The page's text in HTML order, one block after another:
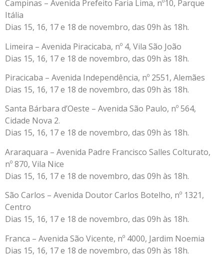
Campinas – Avenida Prefeito Faria Lima, nº10, Parque
Itália
Dias 15, 16, 17 e 18 de novembro, das 09h às 18h.
Limeira – Avenida Piracicaba, nº 4, Vila São João
Dias 15, 16, 17 e 18 de novembro, das 09h às 18h.
Piracicaba – Avenida Independência, nº 2551, Alemães
Dias 15, 16, 17 e 18 de novembro, das 09h às 18h.
Santa Bárbara d’Oeste – Avenida São Paulo, nº 564,
Cidade Nova 2.
Dias 15, 16, 17 e 18 de novembro, das 09h às 18h.
Araraquara – Avenida Padre Francisco Salles Colturato,
nº 870, Vila Nice
Dias 15, 16, 17 e 18 de novembro, das 09h às 18h.
São Carlos – Avenida Doutor Carlos Botelho, nº 1321,
Centro
Dias 15, 16, 17 e 18 de novembro, das 09h às 18h.
Franca – Avenida São Vicente, nº 4000, Jardim Noemia
Dias 15, 16, 17 e 18 de novembro, das 09h às 18h.